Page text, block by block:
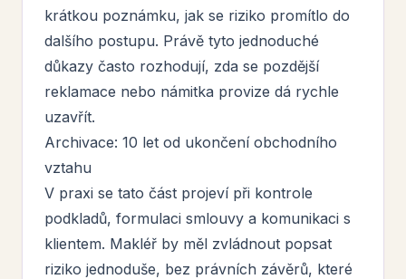
krátkou poznámku, jak se riziko promítlo do
dalšího postupu. Právě tyto jednoduché
důkazy často rozhodují, zda se pozdější
reklamace nebo námitka provize dá rychle
uzavřít.
Archivace: 10 let od ukončení obchodního
vztahu
V praxi se tato část projeví při kontrole
podkladů, formulaci smlouvy a komunikaci s
klientem. Makléř by měl zvládnout popsat
riziko jednoduše, bez právních závěrů, které